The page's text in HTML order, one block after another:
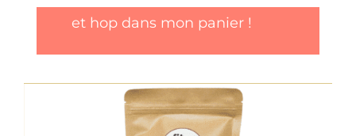
et hop dans mon panier !